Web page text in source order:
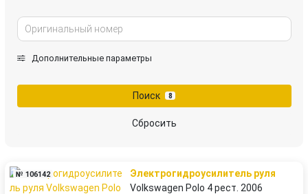
Дополнительные параметры
Поиск 8
Сбросить
№ 106142
Электрогидроусилитель руля
Volkswagen Polo 4 рест. 2006